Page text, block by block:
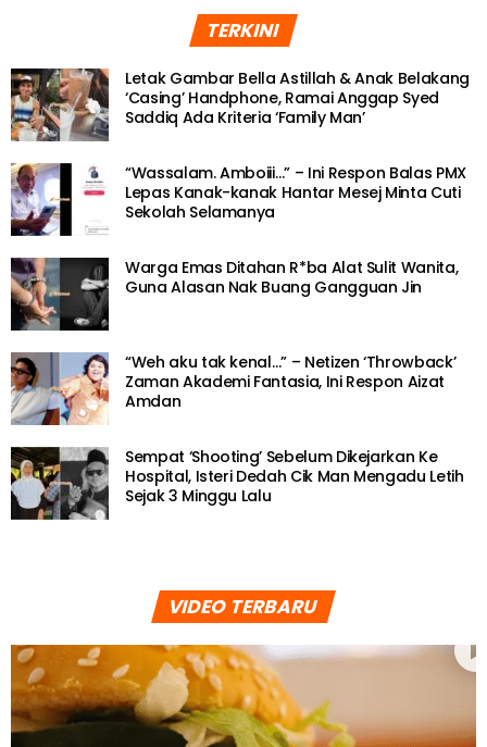
TERKINI
Letak Gambar Bella Astillah & Anak Belakang
‘Casing’ Handphone, Ramai Anggap Syed
Saddiq Ada Kriteria ‘Family Man’
“Wassalam. Amboiii…” – Ini Respon Balas PMX
Lepas Kanak-kanak Hantar Mesej Minta Cuti
Sekolah Selamanya
Warga Emas Ditahan R*ba Alat Sulit Wanita,
Guna Alasan Nak Buang Gangguan Jin
“Weh aku tak kenal…” – Netizen ‘Throwback’
Zaman Akademi Fantasia, Ini Respon Aizat
Amdan
Sempat ‘Shooting’ Sebelum Dikejarkan Ke
Hospital, Isteri Dedah Cik Man Mengadu Letih
Sejak 3 Minggu Lalu
VIDEO TERBARU